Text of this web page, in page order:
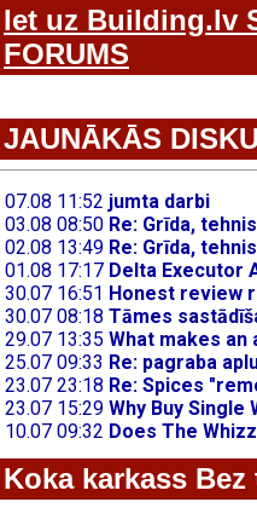
Iet uz Building.lv
FORUMS
JAUNĀKĀS
Koka karkass